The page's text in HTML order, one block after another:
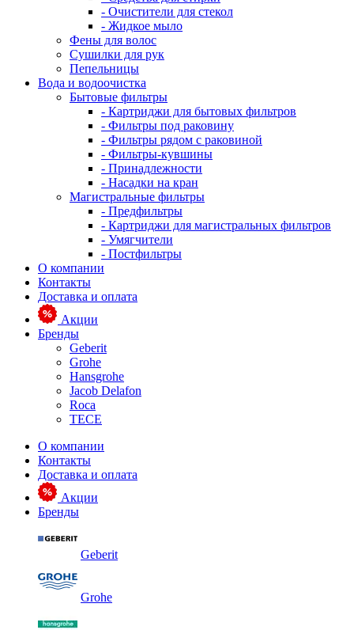
- Очистители для стекол
- Жидкое мыло
Фены для волос
Сушилки для рук
Пепельницы
Вода и водоочистка
Бытовые фильтры
- Картриджи для бытовых фильтров
- Фильтры под раковину
- Фильтры рядом с раковиной
- Фильтры-кувшины
- Принадлежности
- Насадки на кран
Магистральные фильтры
- Предфильтры
- Картриджи для магистральных фильтров
- Умягчители
- Постфильтры
О компании
Контакты
Доставка и оплата
Акции
Бренды
Geberit
Grohe
Hansgrohe
Jacob Delafon
Roca
TECE
О компании
Контакты
Доставка и оплата
Акции
Бренды
Geberit
Grohe